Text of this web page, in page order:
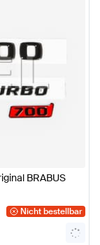
BRABUS
Nicht bestellbar